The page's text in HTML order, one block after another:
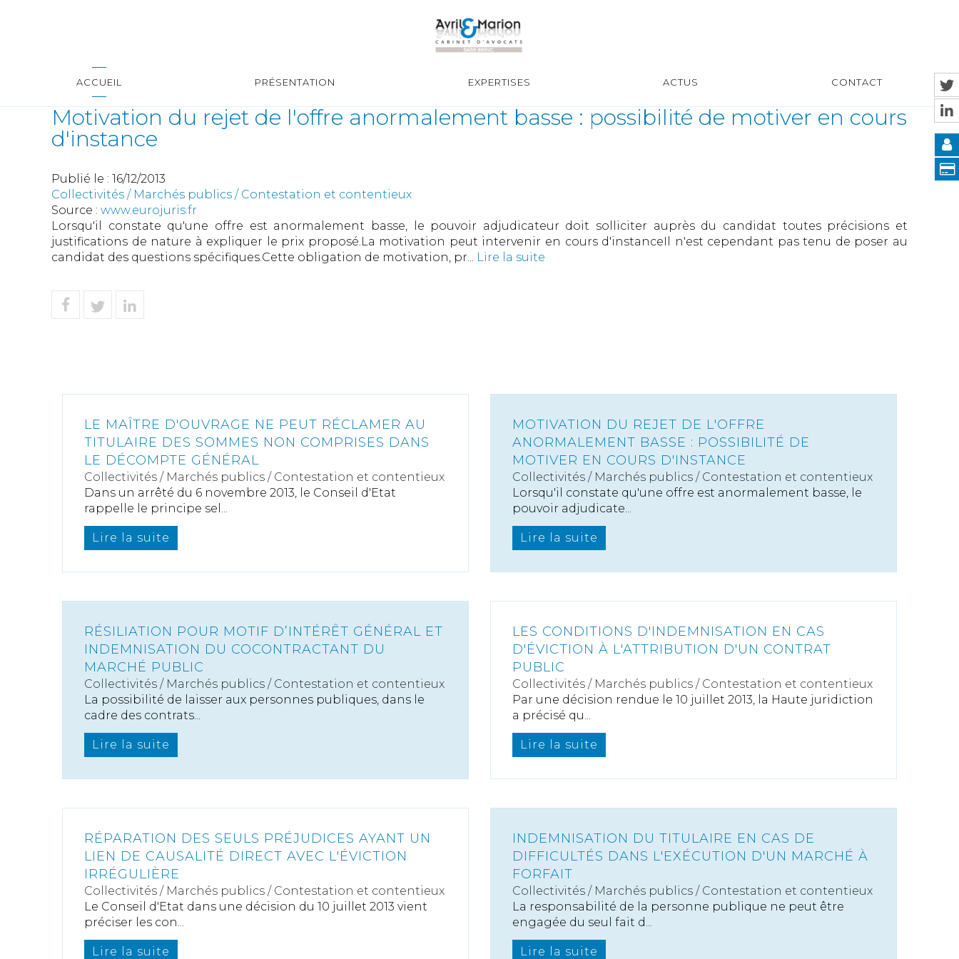
ACCUEIL PRÉSENTATION EXPERTISES ACTUS CONTACT
Motivation du rejet de l'offre anormalement basse : possibilité de motiver en cours
d'instance
Publié le : 16/12/2013
Collectivités / Marchés publics / Contestation et contentieux
Source : www.eurojuris.fr
Lorsqu'il constate qu'une offre est anormalement basse, le pouvoir adjudicateur doit solliciter auprès du candidat toutes précisions et
justifications de nature à expliquer le prix proposé.La motivation peut intervenir en cours d'instanceIl n'est cependant pas tenu de poser au
candidat des questions spécifiques.Cette obligation de motivation, pr... Lire la suite
LE MAÎTRE D'OUVRAGE NE PEUT RÉCLAMER AU
TITULAIRE DES SOMMES NON COMPRISES DANS
LE DÉCOMPTE GÉNÉRAL
Collectivités / Marchés publics / Contestation et contentieux
Dans un arrêté du 6 novembre 2013, le Conseil d'Etat
rappelle le principe sel...
Lire la suite
MOTIVATION DU REJET DE L'OFFRE
ANORMALEMENT BASSE : POSSIBILITÉ DE
MOTIVER EN COURS D'INSTANCE
Collectivités / Marchés publics / Contestation et contentieux
Lorsqu'il constate qu'une offre est anormalement basse, le
pouvoir adjudicate...
Lire la suite
RÉSILIATION POUR MOTIF D’INTÉRÊT GÉNÉRAL ET
INDEMNISATION DU COCONTRACTANT DU
MARCHÉ PUBLIC
Collectivités / Marchés publics / Contestation et contentieux
La possibilité de laisser aux personnes publiques, dans le
cadre des contrats...
Lire la suite
LES CONDITIONS D'INDEMNISATION EN CAS
D'ÉVICTION À L'ATTRIBUTION D'UN CONTRAT
PUBLIC
Collectivités / Marchés publics / Contestation et contentieux
Par une décision rendue le 10 juillet 2013, la Haute juridiction
a précisé qu...
Lire la suite
RÉPARATION DES SEULS PRÉJUDICES AYANT UN
LIEN DE CAUSALITÉ DIRECT AVEC L'ÉVICTION
IRRÉGULIÈRE
Collectivités / Marchés publics / Contestation et contentieux
Le Conseil d'Etat dans une décision du 10 juillet 2013 vient
préciser les con...
Lire la suite
INDEMNISATION DU TITULAIRE EN CAS DE
DIFFICULTÉS DANS L'EXÉCUTION D'UN MARCHÉ À
FORFAIT
Collectivités / Marchés publics / Contestation et contentieux
La responsabilité de la personne publique ne peut être
engagée du seul fait d...
Lire la suite